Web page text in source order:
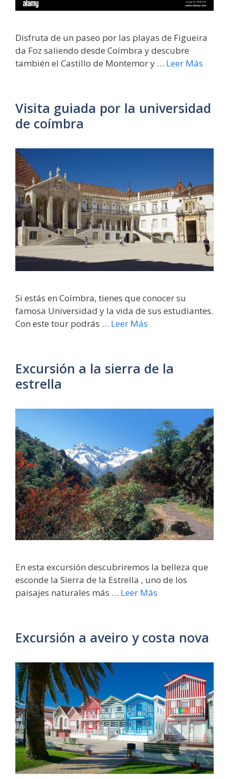
Disfruta de un paseo por las playas de Figueira
da Foz saliendo desde Coímbra y descubre
también el Castillo de Montemor y … Leer Más
Visita guiada por la universidad
de coímbra
Si estás en Coímbra, tienes que conocer su
famosa Universidad y la vida de sus estudiantes.
Con este tour podrás … Leer Más
Excursión a la sierra de la
estrella
En esta excursión descubriremos la belleza que
esconde la Sierra de la Estrella , uno de los
paisajes naturales más … Leer Más
Excursión a aveiro y costa nova